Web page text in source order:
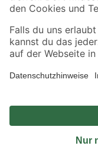
Alle Preisangaben in EUR inkl.
Umständen nicht in allen
Produkte nur solange der Vorrat
*Paketversand ab 59 €
Nutzungsbedingungen